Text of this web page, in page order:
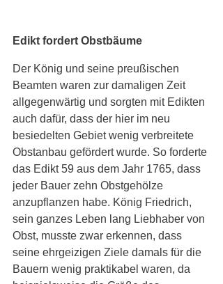
Edikt fordert Obstbäume
Der König und seine preußischen
Beamten waren zur damaligen Zeit
allgegenwärtig und sorgten mit Edikten
auch dafür, dass der hier im neu
besiedelten Gebiet wenig verbreitete
Obstanbau gefördert wurde. So forderte
das Edikt 59 aus dem Jahr 1765, dass
jeder Bauer zehn Obstgehölze
anzupflanzen habe. König Friedrich,
sein ganzes Leben lang Liebhaber von
Obst, musste zwar erkennen, dass
seine ehrgeizigen Ziele damals für die
Bauern wenig praktikabel waren, da